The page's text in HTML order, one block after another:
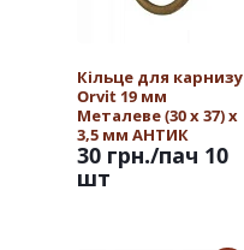
Кільце для карнизу
Orvit 19 мм
Металеве (30 х 37) х
3,5 мм АНТИК
30 грн./пач 10
шт